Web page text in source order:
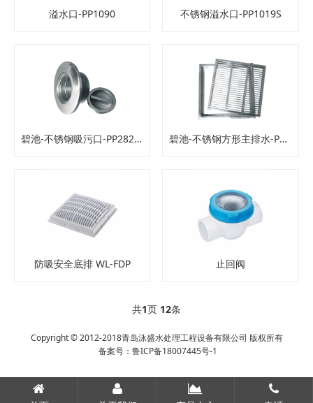
溢水口-PP1090 不锈钢溢水口-PP1019S
碧池-不锈钢吸污口-PP2822S 碧池-不锈钢方形主排水-PP1032S
防吸安全底排 WL-FDP 止回阀
共1页 12条
Copyright © 2012-2018青岛泳盛水处理工程设备有限公司 版权所有
备案号： 鲁ICP备18007445号-1